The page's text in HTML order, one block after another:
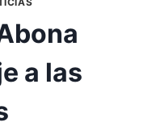
a las